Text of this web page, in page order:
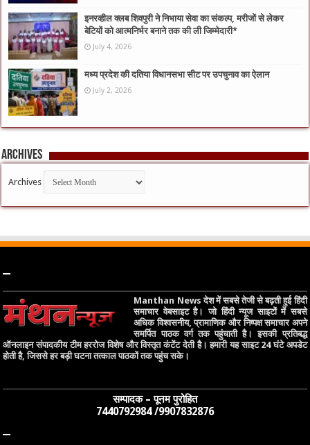
इनरव्हील क्लब शिवपुरी ने निभाया सेवा का संकल्प, मरीजों से लेकर
बेटियों को आत्मनिर्भर बनाने तक की ली जिम्मेदारी*
July 4, 2026
मध्य प्रदेश की दतिया विधानसभा सीट पर उपचुनाव का ऐलान
July 2, 2026
Archives
Archives
–
Manthan News देश में सबसे तेजी से बढ़ती हुई हिंदी
समाचार वेबसाइट है। जो हिंदी न्यूज साइटों में सबसे
अधिक विश्वसनीय, प्रामाणिक और निष्पक्ष समाचार अपने
समर्पित पाठक वर्ग तक पहुंचाती है। इसकी प्रतिबद्ध
ऑनलाइन संपादकीय टीम हररोज विशेष और विस्तृत कंटेंट देती है। हमारी यह साइट 24 घंटे अपडेट
होती है, जिससे हर बड़ी घटना तत्काल पाठकों तक पहुंच सके।
सम्पादक – पूनम पुरोहित
7440792984 /9907832876
–